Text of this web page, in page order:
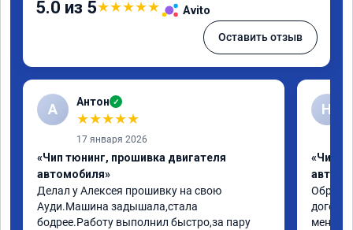
5.0 из 5★★★★★ Avito
Оставить отзыв
А Антон ✓
★★★★★
17 января 2026
«Чип тюнинг, прошивка двигателя
автомобиля»
Делал у Алексея прошивку на свою
Ауди.Машина задышала,стала
бодрее.Работу выполнил быстро,за пару
Н
«Чип
меня